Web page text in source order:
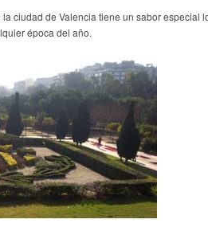
ciudad de Valencia tiene un sabor especial
época del año.